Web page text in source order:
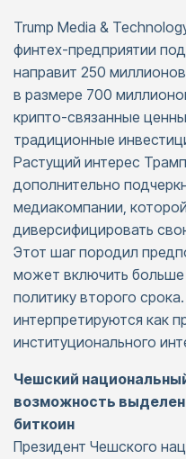
Trump Media &
финтех-предприятии
направит 250
в размере 700
крипто-связанные
традиционные
Растущий интерес
дополнительно
медиакомпании,
диверсифицировать
Этот шаг породил
может включить
политику второго
интерпретируются как
институционального
Чешский
возможность
биткоин
Президент Чешского